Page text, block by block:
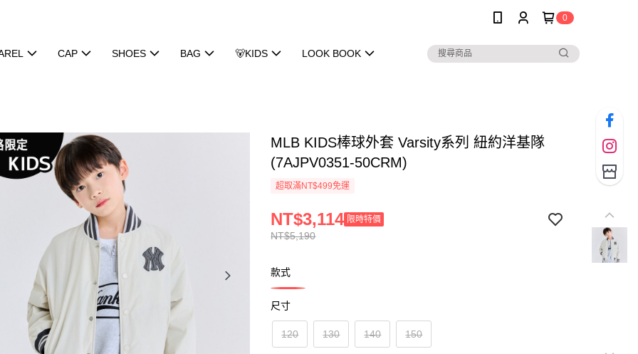
0
CAP SHOES BAG 🐻KIDS LOOK BOOK
MLB KIDS棒球外套 Varsity系列 紐約洋基隊
(7AJPV0351-50CRM)
超取滿NT$499免運
NT$5,190
NT$3,114 限時特價
款式
尺寸
120 130 140 150